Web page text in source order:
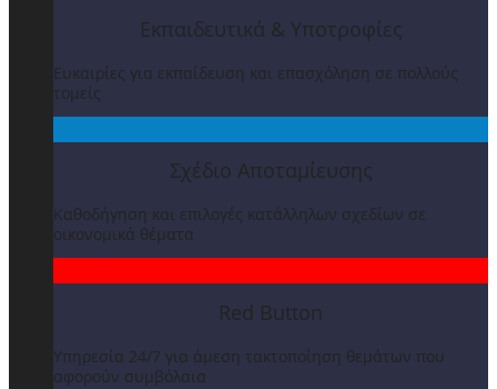
Εκπαιδευτικά & Υποτροφίες
Ευκαιρίες για εκπαίδευση και επασχόληση σε πολλούς
τομείς
Σχέδιο Αποταμίευσης
Καθοδήγηση και επιλογές κατάλληλων σχεδίων σε
οικονομικά θέματα
Red Button
Υπηρεσία 24/7 για άμεση τακτοποίηση θεμάτων που
αφορούν συμβόλαια